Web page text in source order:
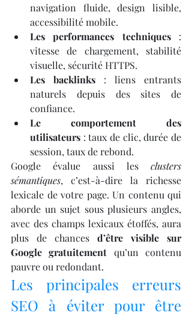
navigation fluide, design lisible,
accessibilité mobile.
Les performances techniques :
vitesse de chargement, stabilité
visuelle, sécurité HTTPS.
Les backlinks : liens entrants
naturels depuis des sites de
confiance.
Le comportement des
utilisateurs : taux de clic, durée de
session, taux de rebond.
Google évalue aussi les clusters
sémantiques, c’est-à-dire la richesse
lexicale de votre page. Un contenu qui
aborde un sujet sous plusieurs angles,
avec des champs lexicaux étoffés, aura
plus de chances d’être visible sur
Google gratuitement qu’un contenu
pauvre ou redondant.
Les principales erreurs
SEO à éviter pour être